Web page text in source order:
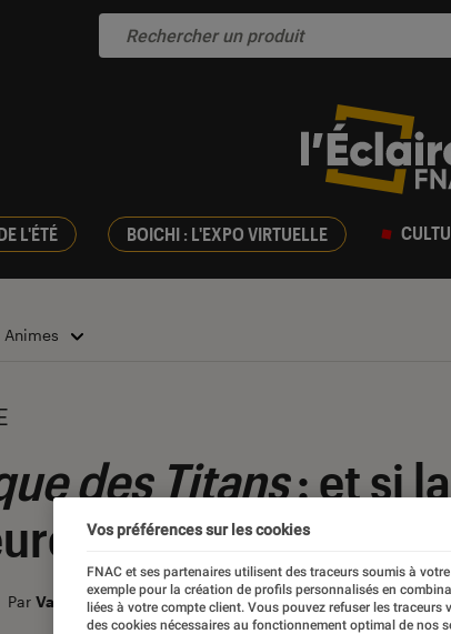
L'ÉTÉ BOICHI : L'EXPO VIRTUELLE
Animes
des Titans: et si
que la fin officielle
Par Valérie Précigout (Romendil)
Vos préférences sur les cookies
FNAC et ses partenaires utilisent des traceurs soumis à
exemple pour la création de profils personnalisés en
liées à votre compte client. Vous pouvez refuser les
des cookies nécessaires au fonctionnement optimal de nos